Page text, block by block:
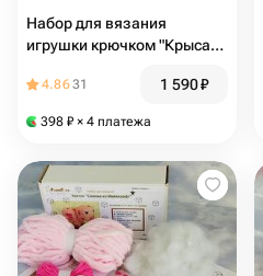
Набор для вязания
игрушки крючком "Крыса",
4.8631 1 590₽
398 ₽ × 4 платежа